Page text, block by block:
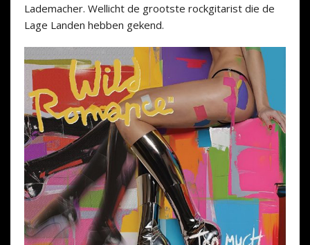
Lademacher. Wellicht de grootste rockgitarist die de
Lage Landen hebben gekend.